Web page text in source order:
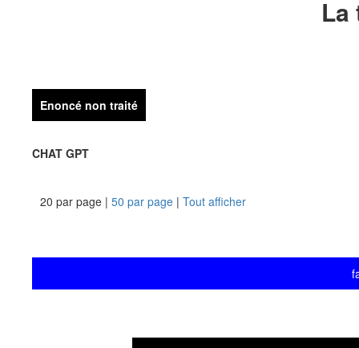
La
Enoncé non traité
CHAT GPT
20 par page | 50 par page | Tout afficher